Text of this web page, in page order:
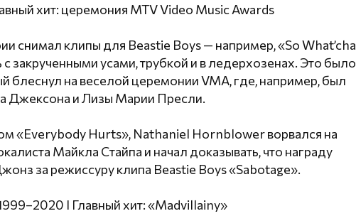
хит: церемония MTV Video Music Awards
снимал клипы для Beastie Boys — например, «So What’cha
закрученными усами, трубкой и в ледерхозенах. Это было
блеснул на веселой церемонии VMA, где, например, был
Джексона и Лизы Марии Пресли.
«Everybody Hurts», Nathaniel Hornblower ворвался на
Майкла Стайпа и начал доказывать, что награду
за режиссуру клипа Beastie Boys «Sabotage».
I Главный хит: «Madvillainy»